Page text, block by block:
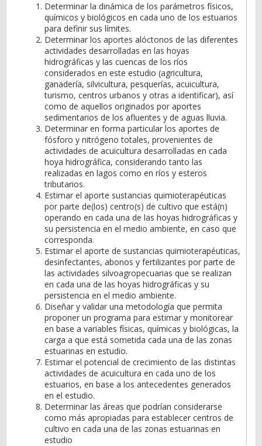
Determinar la dinámica de los parámetros físicos,
químicos y biológicos en cada uno de los estuarios
para definir sus límites.
Determinar los aportes alóctonos de las diferentes
actividades desarrolladas en las hoyas
hidrográficas y las cuencas de los ríos
considerados en este estudio (agricultura,
ganadería, silvicultura, pesquerías, acuicultura,
turismo, centros urbanos y otras a identificar), así
como de aquellos originados por aportes
sedimentarios de los afluentes y de aguas lluvia.
Determinar en forma particular los aportes de
fósforo y nitrógeno totales, provenientes de
actividades de acuicultura desarrolladas en cada
hoya hidrográfica, considerando tanto las
realizadas en lagos como en ríos y esteros
tributarios.
Estimar el aporte sustancias quimioterapéuticas
por parte de(los) centro(s) de cultivo que está(n)
operando en cada una de las hoyas hidrográficas y
su persistencia en el medio ambiente, en caso que
corresponda.
Estimar el aporte de sustancias quimioterapéuticas,
desinfectantes, abonos y fertilizantes por parte de
las actividades silvoagropecuarias que se realizan
en cada una de las hoyas hidrográficas y su
persistencia en el medio ambiente.
Diseñar y validar una metodología que permita
proponer un programa para estimar y monitorear
en base a variables físicas, químicas y biológicas, la
carga a que está sometida cada una de las zonas
estuarinas en estudio.
Estimar el potencial de crecimiento de las distintas
actividades de acuicultura en cada uno de los
estuarios, en base a los antecedentes generados
en el estudio.
Determinar las áreas que podrían considerarse
como más apropiadas para establecer centros de
cultivo en cada una de las zonas estuarinas en
estudio